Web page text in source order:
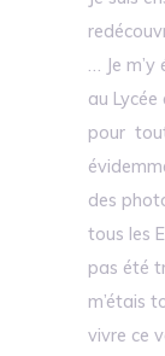
… Je
au
pour tout
des
tous les
pas été
m’étais
vivre ce